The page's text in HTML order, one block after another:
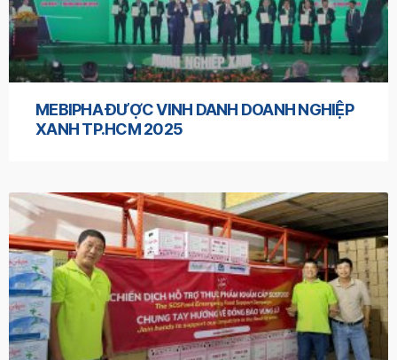
MEBIPHA ĐƯỢC VINH DANH DOANH NGHIỆP
XANH TP.HCM 2025